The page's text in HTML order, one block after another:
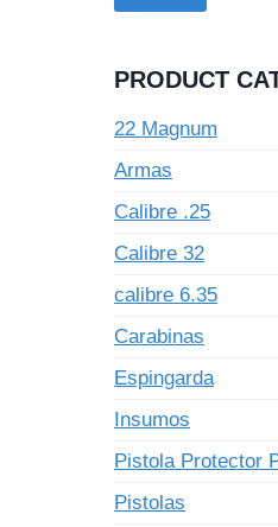
PRODUCT
22 Magnum
Armas
Calibre .25
Calibre 32
calibre 6.35
Carabinas
Espingarda
Insumos
Pistola Protector
Pistolas